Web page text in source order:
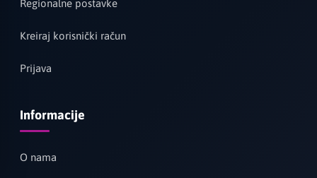
Regionalne postavke
Kreiraj korisnički račun
Prijava
Informacije
O nama